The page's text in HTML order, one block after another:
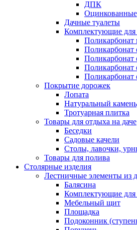
ДПК
Оцинкованные
Дачные туалеты
Комплектующие для
Поликарбонат
Поликарбонат
Поликарбонат
Поликарбонат
Покрытие дорожек
Лопата
Натуральный
Тротуарная плитка
Товары для отдыха на даче
Беседки
Садовые качели
Столы, лавочки,
Товары для полива
Столярные изделия
Лестничные элементы из
Балясина
Комплектующие для
Мебельный щит
Площадка
Подоконник